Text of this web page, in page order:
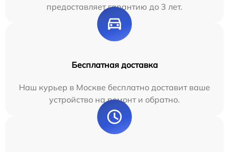
предоставляет гарантию до 3 лет.
Бесплатная доставка
Наш курьер в Москве бесплатно доставит ваше
устройство на ремонт и обратно.